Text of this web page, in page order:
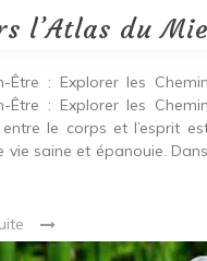
l’Atlas du
Être : Explorer les
Être : Explorer les
entre le corps et l’esprit
vie saine et épanouie.